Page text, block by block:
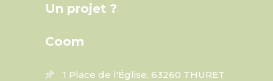
Un projet ?
Coom
1 Place de l'Église, 63260 THURET